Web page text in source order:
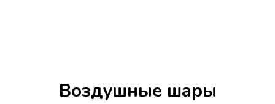
Воздушные шары